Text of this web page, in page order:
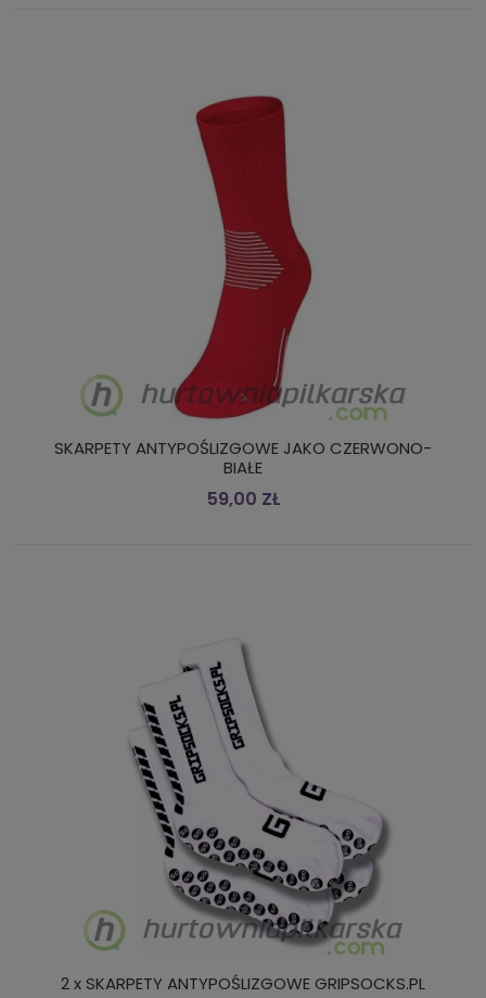
SKARPETY ANTYPOŚLIZGOWE JAKO CZERWONO-
BIAŁE
59,00 ZŁ
2 x SKARPETY ANTYPOŚLIZGOWE GRIPSOCKS.PL